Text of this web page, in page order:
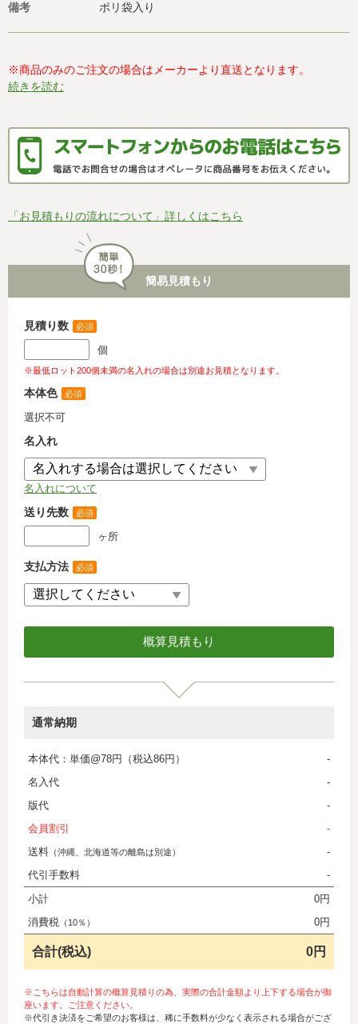
備考
ポリ袋入り
※商品のみのご注文の場合はメーカーより直送となります。
続きを読む
「お見積もりの流れについて」詳しくはこちら
簡易見積もり
見積り数 必須
個
※最低ロット200個未満の名入れの場合は別途お見積となります。
本体色 必須
選択不可
名入れ
名入れについて
送り先数 必須
ヶ所
支払方法 必須
通常納期
本体代：単価@78円（税込86円）
-
名入代
-
版代
-
会員割引
-
送料 （沖縄、北海道等の離島は別途）
-
代引手数料
-
小計
0円
消費税 （10％） 0円
合計(税込) 0円
※こちらは自動計算の概算見積りの為、実際の合計金額より上下する場合が御
座います。ご注意ください。
※代引き決済をご希望のお客様は、稀に手数料が少なく表示される場合がござ